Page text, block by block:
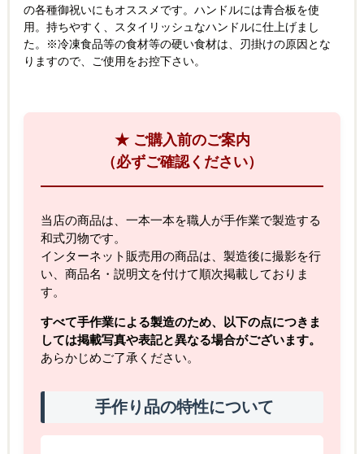
の各種御祝いにもオススメです。ハンドルには青合板を使
用。持ちやすく、スタイリッシュなハンドルに仕上げまし
た。※冷凍食品等の食材等の硬い食材は、刃掛けの原因とな
りますので、ご使用をお控下さい。
★ ご購入前のご案内
（必ずご確認ください）
当店の商品は、一本一本を職人が手作業で製造する
和式刃物です。
インターネット販売用の商品は、製造後に撮影を行
い、商品名・説明文を付けて順次掲載しておりま
す。
すべて手作業による製造のため、以下の点につきま
しては掲載写真や表記と異なる場合がございます。
あらかじめご了承ください。
手作り品の特性について